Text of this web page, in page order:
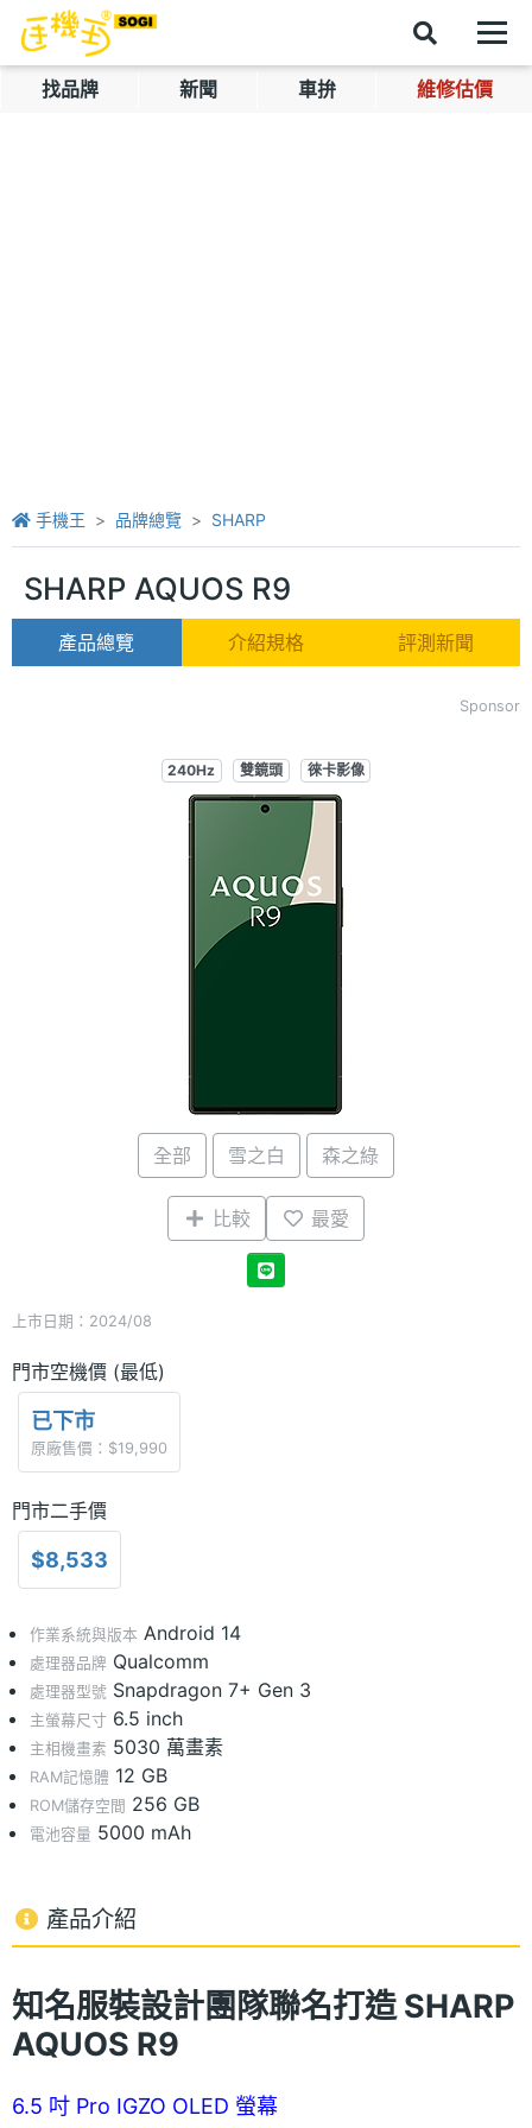
找品牌 新聞 車拚 維修估價
手機王 品牌總覽 SHARP
SHARP AQUOS R9
產品總覽 介紹規格 評測新聞
Sponsor
240Hz 雙鏡頭 徠卡影像
全部 雪之白 森之綠
比較 最愛
上市日期：2024/08
門市空機價 (最低)
已下市
原廠售價：$19,990
門市二手價
$8,533
作業系統與版本 Android 14
處理器品牌 Qualcomm
處理器型號 Snapdragon 7+ Gen 3
主螢幕尺寸 6.5 inch
主相機畫素 5030 萬畫素
RAM記憶體 12 GB
ROM儲存空間 256 GB
電池容量 5000 mAh
產品介紹
知名服裝設計團隊聯名打造SHARP
AQUOS R9
6.5 吋 Pro IGZO OLED 螢幕